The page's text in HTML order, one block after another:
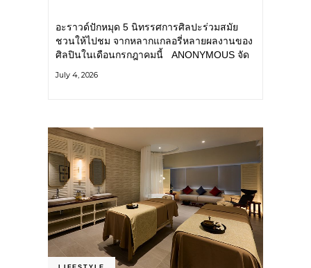
อะราวด์ปักหมุด 5 นิทรรศการศิลปะร่วมสมัย
ชวนให้ไปชม จากหลากแกลอรี่หลายผลงานของ
ศิลปินในเดือนกรกฎาคมนี้ ANONYMOUS จัด
กลุ่ม Anonymous โดยมี นิ่ม
July 4, 2026